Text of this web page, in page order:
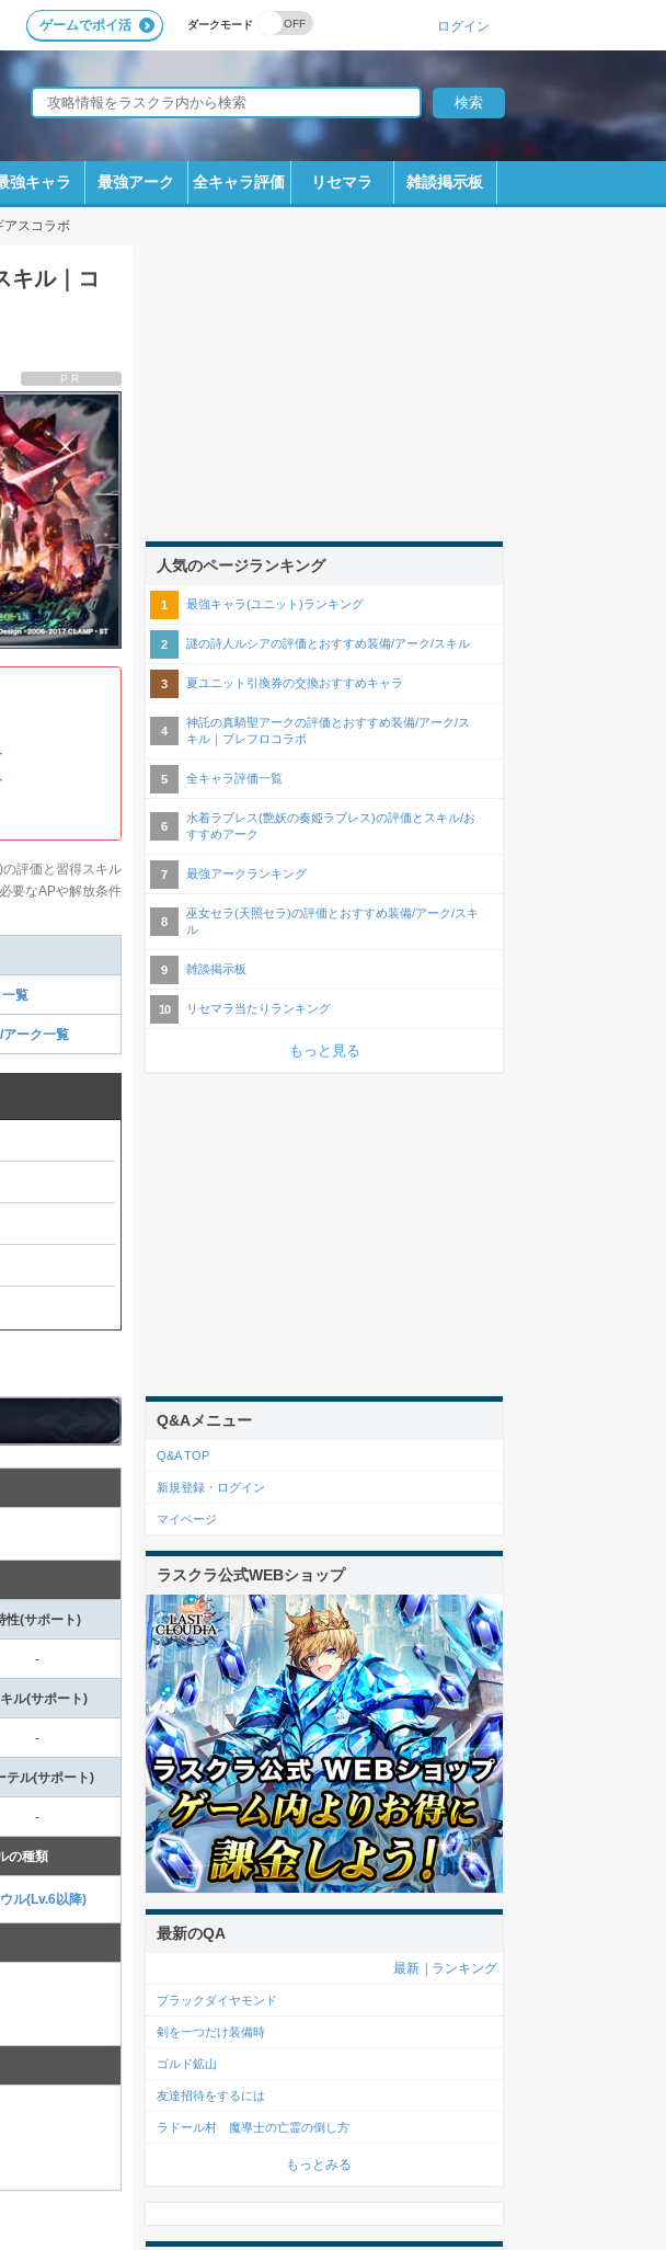
ダークモード
ゲームでポイ活 ログイン
強キャラ 最強アーク 全キャラ評価 リセマラ 雑談掲示板
アスコラボ
キル｜コ
PR
評価と習得スキル
要なAPや解放条件
一覧
アーク一覧
性(サポート)
-
ル(サポート)
-
テル(サポート)
-
の種類
ル(Lv.6以降)
人気のページランキング
最強キャラ(ユニット)ランキング
謎の詩人ルシアの評価とおすすめ装備/アーク/スキル
夏ユニット引換券の交換おすすめキャラ
神託の真騎聖アークの評価とおすすめ装備/アーク/ス
キル｜ブレフロコラボ
全キャラ評価一覧
水着ラブレス(艶妖の奏姫ラブレス)の評価とスキル/お
すすめアーク
最強アークランキング
巫女セラ(天照セラ)の評価とおすすめ装備/アーク/スキ
ル
雑談掲示板
リセマラ当たりランキング
もっと見る
Q&Aメニュー
Q&A TOP
新規登録・ログイン
マイページ
ラスクラ公式WEBショップ
最新のQA
最新 | ランキング
ブラックダイヤモンド
剣を一つだけ装備時
ゴルド鉱山
友達招待をするには
ラドール村 魔導士の亡霊の倒し方
もっとみる